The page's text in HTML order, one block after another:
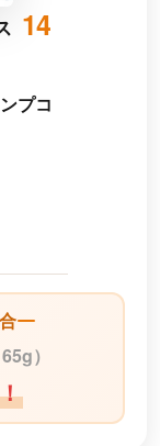
14
プコ
）